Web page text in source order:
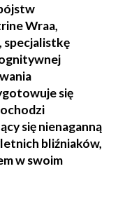
Wraa,
specjalistkę
się
się nienaganną
bliźniaków,
w swoim